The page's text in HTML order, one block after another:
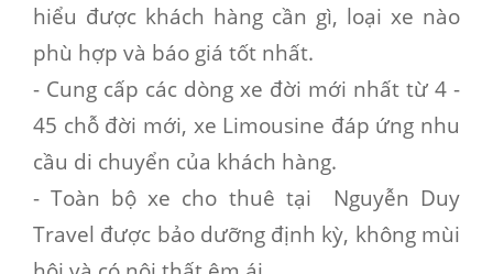
hiểu được khách hàng cần gì, loại xe nào
phù hợp và báo giá tốt nhất.
- Cung cấp các dòng xe đời mới nhất từ 4 -
45 chỗ đời mới, xe Limousine đáp ứng nhu
cầu di chuyển của khách hàng.
- Toàn bộ xe cho thuê tại Nguyễn Duy
Travel được bảo dưỡng định kỳ, không mùi